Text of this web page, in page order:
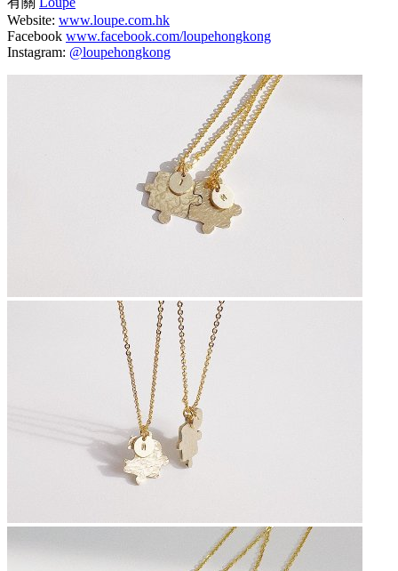
Website: www.loupe.com.hk
Facebook www.facebook.com/loupehongkong
Instagram: @loupehongkong